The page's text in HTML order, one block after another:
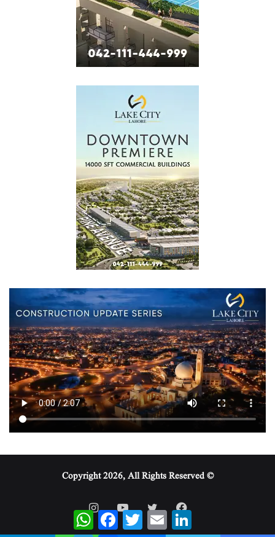
© Copyright 2026, All Rights Reserved
WhatsAppFacebookTwitterEmail
LinkedIn